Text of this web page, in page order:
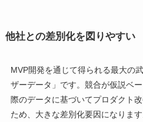
他社との差別化を図りやすい
MVP開発を通じて得られる最大の
ザーデータ」です。競合が仮説ベ
際のデータに基づいてプロダクト
ため、大きな差別化要因になります